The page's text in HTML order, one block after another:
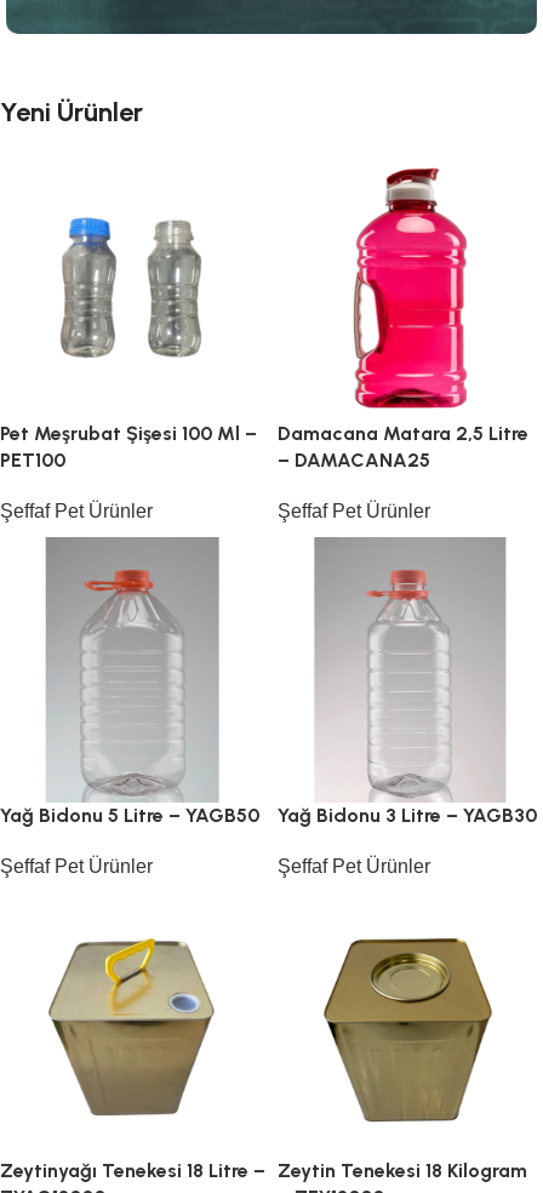
Yeni Ürünler
Pet Meşrubat Şişesi 100 Ml –
PET100
Şeffaf Pet Ürünler
Damacana Matara 2,5 Litre
– DAMACANA25
Şeffaf Pet Ürünler
Yağ Bidonu 5 Litre – YAGB50
Şeffaf Pet Ürünler
Yağ Bidonu 3 Litre – YAGB30
Şeffaf Pet Ürünler
Zeytinyağı Tenekesi 18 Litre –
Zeytin Tenekesi 18 Kilogram